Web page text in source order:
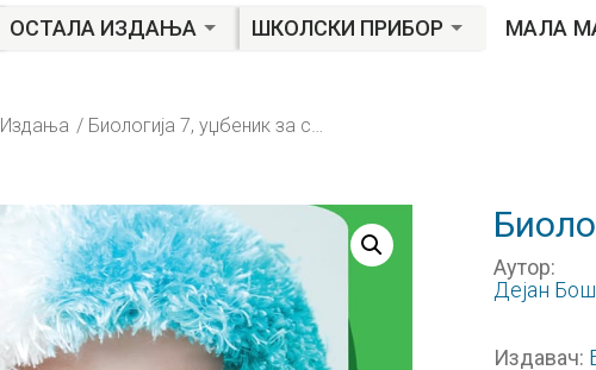
ОСТАЛА ИЗДАЊА ШКОЛСКИ ПРИБОР МАЛА
Издања
Аутор:
Дејан
Издавач: